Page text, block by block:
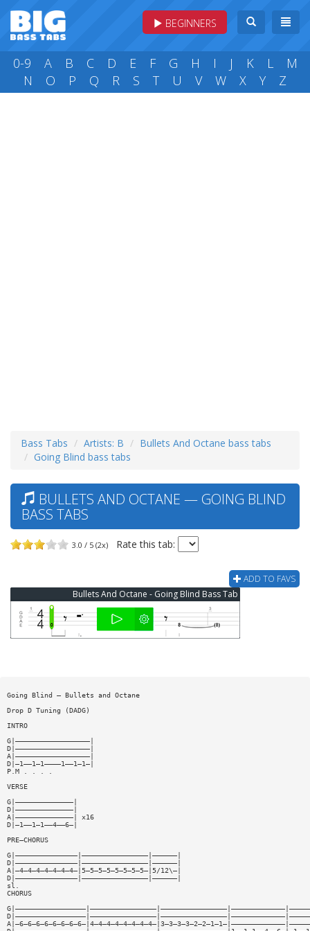
BEGINNERS
0-9 A B C D E F G H I J K L
M
N
O P Q R S T U V W X Y Z
Bass Tabs Artists: B
Bullets And Octane bass tabs
Going Blind bass tabs
BULLETS AND OCTANE — GOING BLIND
BASS TABS
3.0 / 5 (2x) Rate this tab:
ADD TO FAVS
Bullets And Octane - Going Blind Bass Tab
Going Blind — Bullets and Octane
Drop D Tuning (DADG)
INTRO
G|——————————————————|
D|——————————————————|
A|——————————————————|
D|—1——1—1————1——1—1—|
P.M . . . .
VERSE
G|——————————————|
D|——————————————|
A|——————————————| x16
D|—1——1—1——4——6—|
PRE—CHORUS
G|———————————————|————————————————|——————|
D|———————————————|————————————————|——————|
A|—4—4—4—4—4—4—4—|5—5—5—5—5—5—5—5—|5/12\—|
D|———————————————|————————————————|——————|
sl.
CHORUS